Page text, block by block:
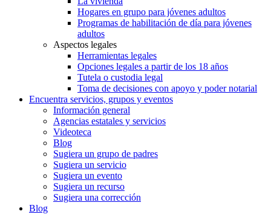
Hogares en grupo para jóvenes adultos
Programas de habilitación de día para jóvenes
adultos
Aspectos legales
Herramientas legales
Opciones legales a partir de los 18 años
Tutela o custodia legal
Toma de decisiones con apoyo y poder notarial
Encuentra servicios, grupos y eventos
Información general
Agencias estatales y servicios
Videoteca
Blog
Sugiera un grupo de padres
Sugiera un servicio
Sugiera un evento
Sugiera un recurso
Sugiera una corrección
Blog